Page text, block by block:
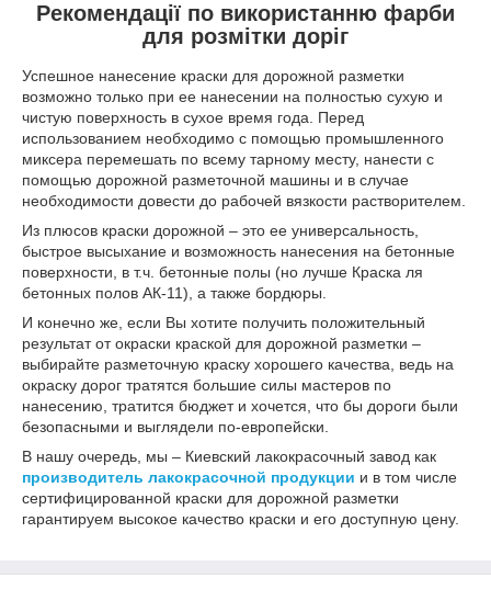
Рекомендації по використанню фарби
для розмітки доріг
Успешное нанесение краски для дорожной разметки
возможно только при ее нанесении на полностью сухую и
чистую поверхность в сухое время года. Перед
использованием необходимо с помощью промышленного
миксера перемешать по всему тарному месту, нанести с
помощью дорожной разметочной машины и в случае
необходимости довести до рабочей вязкости растворителем.
Из плюсов краски дорожной – это ее универсальность,
быстрое высыхание и возможность нанесения на бетонные
поверхности, в т.ч. бетонные полы (но лучше Краска ля
бетонных полов АК-11), а также бордюры.
И конечно же, если Вы хотите получить положительный
результат от окраски краской для дорожной разметки –
выбирайте разметочную краску хорошего качества, ведь на
окраску дорог тратятся большие силы мастеров по
нанесению, тратится бюджет и хочется, что бы дороги были
безопасными и выглядели по-европейски.
В нашу очередь, мы – Киевский лакокрасочный завод как
производитель лакокрасочной продукции и в том числе
сертифицированной краски для дорожной разметки
гарантируем высокое качество краски и его доступную цену.